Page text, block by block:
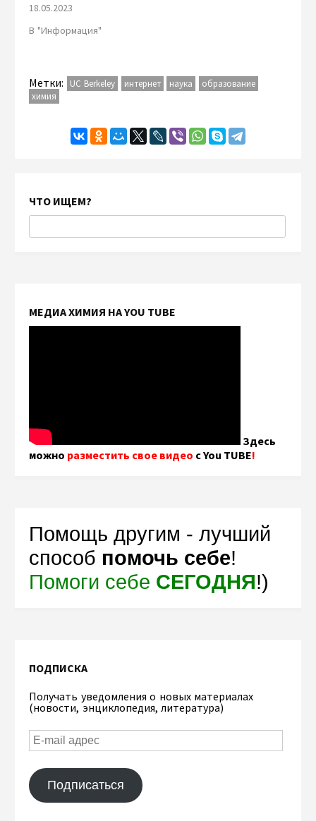
18.05.2023
В "Информация"
Метки: UC Berkeley интернет наука
образование
химия
ЧТО ИЩЕМ?
МЕДИА ХИМИЯ НА YOU TUBE
Здесь
можно разместить свое видео с You TUBE!
Помощь другим - лучший
способ помочь себе!
Помоги себе СЕГОДНЯ!)
ПОДПИСКА
Получать уведомления о новых материалах
(новости, энциклопедия, литература)
Подписаться